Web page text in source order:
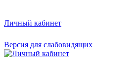
Личный кабинет
Версия для слабовидящих